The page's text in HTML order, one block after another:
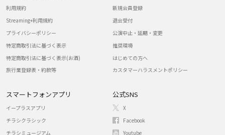
利用規約
Streaming+利用規約
プライバシーポリシー
特定商取引法に基づく表示
特定商取引法に基づく表示(お酒)
旅行業登録表・約款等
新規会員登録
退会受付
公演中止・延期・変更
推奨環境
はじめての方へ
カスタマーハラスメントポリシー
スマートフォンアプリ
イープラスアプリ
チラシクラシック
チラシミュージアム
公式SNS
X
Facebook
Youtube